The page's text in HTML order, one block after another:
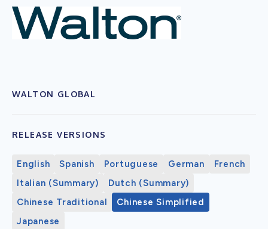
WALTON GLOBAL
RELEASE VERSIONS
English Spanish Portuguese German
French
Italian (Summary)
Dutch (Summary)
Chinese Traditional
Chinese Simplified
Japanese